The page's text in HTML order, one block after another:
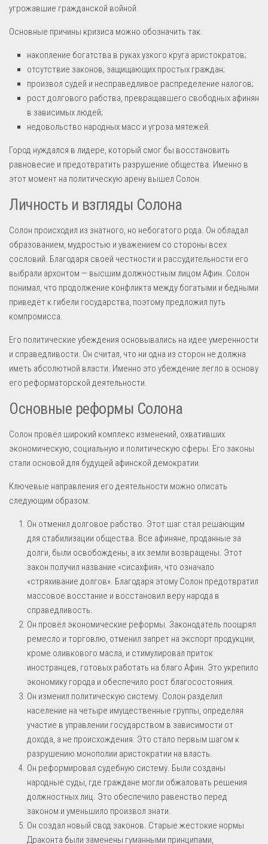
угрожавшие гражданской войной.
Основные причины кризиса можно обозначить так:
накопление богатства в руках узкого круга аристократов;
отсутствие законов, защищающих простых граждан;
произвол судей и несправедливое распределение налогов;
рост долгового рабства, превращавшего свободных афинян
в зависимых людей;
недовольство народных масс и угроза мятежей.
Город нуждался в лидере, который смог бы восстановить
равновесие и предотвратить разрушение общества. Именно в
этот момент на политическую арену вышел Солон.
Личность и взгляды Солона
Солон происходил из знатного, но небогатого рода. Он обладал
образованием, мудростью и уважением со стороны всех
сословий. Благодаря своей честности и рассудительности его
выбрали архонтом — высшим должностным лицом Афин. Солон
понимал, что продолжение конфликта между богатыми и бедными
приведёт к гибели государства, поэтому предложил путь
компромисса.
Его политические убеждения основывались на идее умеренности
и справедливости. Он считал, что ни одна из сторон не должна
иметь абсолютной власти. Именно это убеждение легло в основу
его реформаторской деятельности.
Основные реформы Солона
Солон провёл широкий комплекс изменений, охвативших
экономическую, социальную и политическую сферы. Его законы
стали основой для будущей афинской демократии.
Ключевые направления его деятельности можно описать
следующим образом:
Он отменил долговое рабство. Этот шаг стал решающим
для стабилизации общества. Все афиняне, проданные за
долги, были освобождены, а их земли возвращены. Этот
закон получил название «сисахфия», что означало
«стряхивание долгов». Благодаря этому Солон предотвратил
массовое восстание и восстановил веру народа в
справедливость.
Он провёл экономические реформы. Законодатель поощрял
ремесло и торговлю, отменил запрет на экспорт продукции,
кроме оливкового масла, и стимулировал приток
иностранцев, готовых работать на благо Афин. Это укрепило
экономику города и обеспечило рост благосостояния.
Он изменил политическую систему. Солон разделил
население на четыре имущественные группы, определяя
участие в управлении государством в зависимости от
дохода, а не происхождения. Это стало первым шагом к
разрушению монополии аристократии на власть.
Он реформировал судебную систему. Были созданы
народные суды, где граждане могли обжаловать решения
должностных лиц. Это обеспечило равенство перед
законом и уменьшило произвол знати.
Он создал новый свод законов. Старые жестокие нормы
Драконта были заменены гуманными принципами,